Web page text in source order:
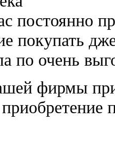
постоянно
покупать
по очень
фирмы